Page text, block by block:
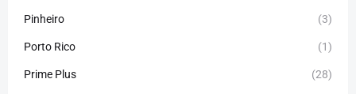
Pinheiro (3)
Porto Rico (1)
Prime Plus (28)